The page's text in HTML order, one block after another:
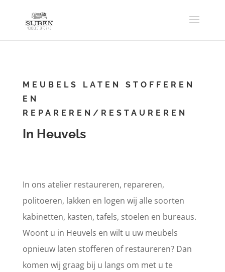
MEUBELS LATEN STOFFEREN
EN
REPAREREN/RESTAUREREN
In Heuvels
In ons atelier restaureren, repareren,
politoeren, lakken en logen wij alle soorten
kabinetten, kasten, tafels, stoelen en bureaus.
Woont u in Heuvels en wilt u uw meubels
opnieuw laten stofferen of restaureren? Dan
komen wij graag bij u langs om met u te